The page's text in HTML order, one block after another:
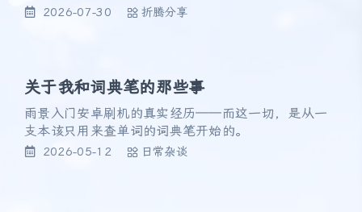
2026-07-30 折腾分享
关于我和词典笔的那些事
雨景入门安卓刷机的真实经历——而这一切，是从一
支本该只用来查单词的词典笔开始的。
2026-05-12 日常杂谈